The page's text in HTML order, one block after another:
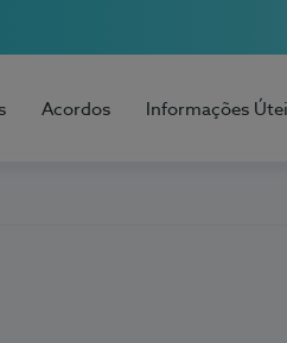
Acordos Informações